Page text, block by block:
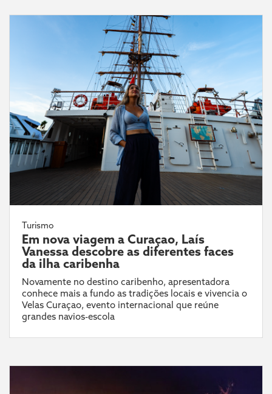
Turismo
Em nova viagem a Curaçao, Laís
Vanessa descobre as diferentes faces
da ilha caribenha
Novamente no destino caribenho, apresentadora
conhece mais a fundo as tradições locais e vivencia o
Velas Curaçao, evento internacional que reúne
grandes navios-escola